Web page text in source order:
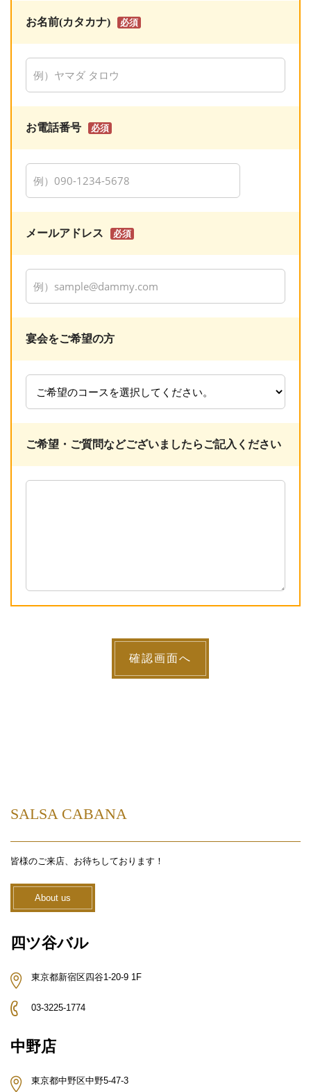
お名前(カタカナ) 必須
お電話番号 必須
メールアドレス 必須
宴会をご希望の方
ご希望・ご質問などございましたらご記入ください
SALSA CABANA
皆様のご来店、お待ちしております！
About us
四ツ谷バル
東京都新宿区四谷1-20-9 1F
03-3225-1774
中野店
東京都中野区中野5-47-3